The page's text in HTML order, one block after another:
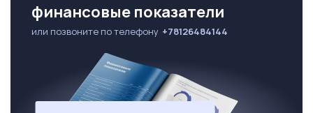
финансовые показатели
или позвоните по телефону +78126484144